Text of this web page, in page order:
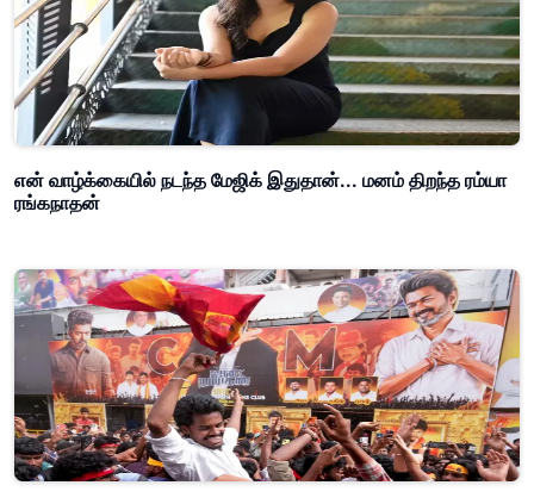
என் வாழ்க்கையில் நடந்த மேஜிக் இதுதான்... மனம் திறந்த ரம்யா
ரங்கநாதன்